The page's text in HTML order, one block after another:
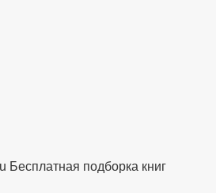
Бесплатная подборка книг